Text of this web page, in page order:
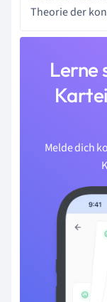
Theorie der
Lerne
Melde dich